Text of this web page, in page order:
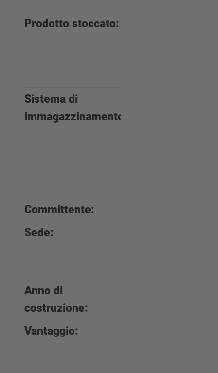
Prodotto stoccato:
Sistema di
immagazzinamento:
Committente:
Sede:
Anno di
costruzione:
Vantaggio: